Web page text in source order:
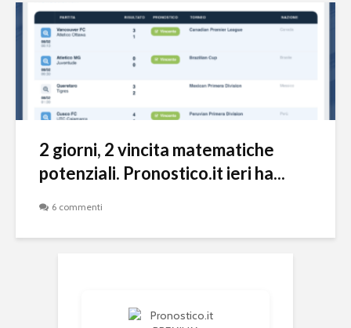
2 giorni, 2 vincita matematiche
potenziali. Pronostico.it ieri ha...
6 commenti